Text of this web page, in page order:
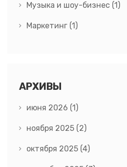
Музыка и шоу-бизнес (1)
Маркетинг (1)
АРХИВЫ
июня 2026 (1)
ноября 2025 (2)
октября 2025 (4)